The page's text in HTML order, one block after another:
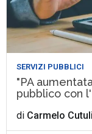
SERVIZI PUBBLICI
"PA
pubblico con
di Carmelo Cutuli